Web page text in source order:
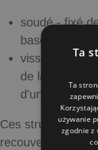
soudé- fixé
base,
vissable /
de la palette
d'unités
Ces structures
recouvertes d'un
Ta
Ta
używanie
zgodnie z